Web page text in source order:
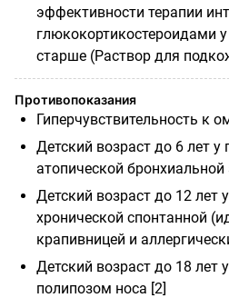
эффективности терапии
глюкокортикостероидами
старше (Раствор для
Противопоказания
Гиперчувствительность к
Детский возраст до 6 лет у
атопической
Детский возраст до 12 лет
хронической спонтанной
крапивницей и
Детский возраст до 18 лет
полипозом носа [2]